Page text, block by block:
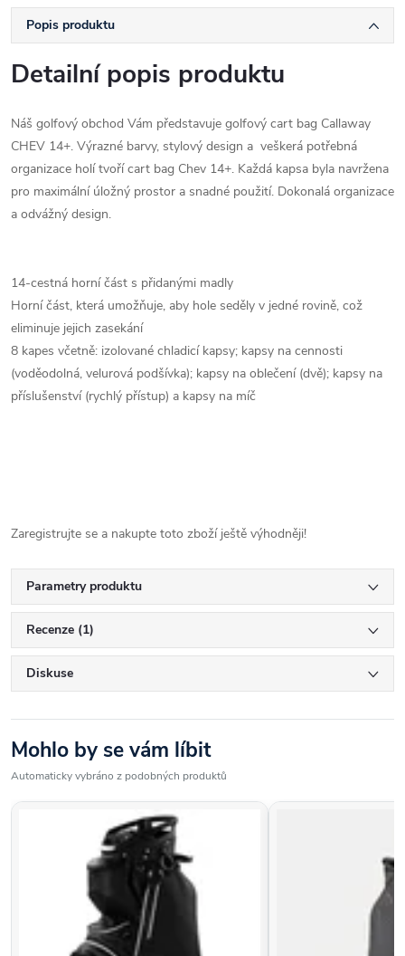
Popis produktu
Detailní popis produktu
Náš golfový obchod Vám představuje golfový cart bag Callaway
CHEV 14+. Výrazné barvy, stylový design a veškerá potřebná
organizace holí tvoří cart bag Chev 14+. Každá kapsa byla navržena
pro maximální úložný prostor a snadné použití. Dokonalá organizace
a odvážný design.
14-cestná horní část s přidanými madly
Horní část, která umožňuje, aby hole seděly v jedné rovině, což
eliminuje jejich zasekání
8 kapes včetně: izolované chladicí kapsy; kapsy na cennosti
(voděodolná, velurová podšívka); kapsy na oblečení (dvě); kapsy na
příslušenství (rychlý přístup) a kapsy na míč
Zaregistrujte se a nakupte toto zboží ještě výhodněji!
Parametry produktu
Recenze (1)
Diskuse
Mohlo by se vám líbit
Automaticky vybráno z podobných produktů